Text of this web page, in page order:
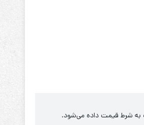
به شرط قیمت داده می‌شود.